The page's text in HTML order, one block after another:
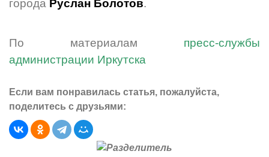
города Руслан Болотов.
По материалам
пресс-службы
администрации Иркутска
Если вам понравилась статья, пожалуйста,
поделитесь с друзьями: